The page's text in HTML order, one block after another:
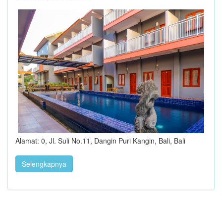
Alamat: 0, Jl. Suli No.11, Dangin Puri Kangin, Bali, Bali
Selengkapnya